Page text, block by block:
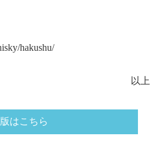
hakushu/
以上
はこちら